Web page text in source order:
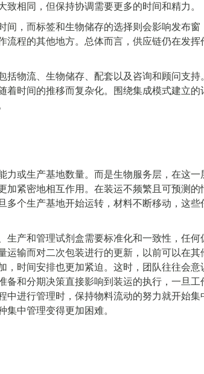
相同，但保持协调需要更多的时间和精力。
间，而标签和生物储存的选择则会影响发布窗
流程的其他地方。总体而言，供应链仍在发挥
物流、生物储存、配套以及咨询和顾问支持。
着时间的推移而复杂化。围绕集成模式建立的
力或生产基地数量。而是生物服务层，在这一
加紧密地相互作用。在装运不频繁且可预测的
多个生产基地开始运转，材料不断移动，这些
生产和管理试剂盒需要标准化和一致性，任何
运输而对二次包装进行的更新，以前可以在其
，时间安排也更加紧迫。这时，团队往往会意
备和分期决策直接影响到装运的执行，一旦工
进行管理时，保持物料流动的努力就开始集
中管理变得更加困难。